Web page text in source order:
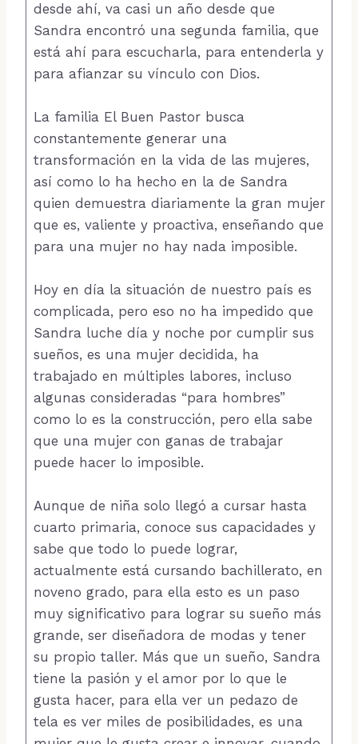
desde ahí, va casi un año desde que
Sandra encontró una segunda familia, que
está ahí para escucharla, para entenderla y
para afianzar su vínculo con Dios.
La familia El Buen Pastor busca
constantemente generar una
transformación en la vida de las mujeres,
así como lo ha hecho en la de Sandra
quien demuestra diariamente la gran mujer
que es, valiente y proactiva, enseñando que
para una mujer no hay nada imposible.
Hoy en día la situación de nuestro país es
complicada, pero eso no ha impedido que
Sandra luche día y noche por cumplir sus
sueños, es una mujer decidida, ha
trabajado en múltiples labores, incluso
algunas consideradas “para hombres”
como lo es la construcción, pero ella sabe
que una mujer con ganas de trabajar
puede hacer lo imposible.
Aunque de niña solo llegó a cursar hasta
cuarto primaria, conoce sus capacidades y
sabe que todo lo puede lograr,
actualmente está cursando bachillerato, en
noveno grado, para ella esto es un paso
muy significativo para lograr su sueño más
grande, ser diseñadora de modas y tener
su propio taller. Más que un sueño, Sandra
tiene la pasión y el amor por lo que le
gusta hacer, para ella ver un pedazo de
tela es ver miles de posibilidades, es una